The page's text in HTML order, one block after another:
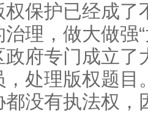
权保护已经成了
治理，做大做强
政府专门成立了
，处理版权题
都没有执法权，